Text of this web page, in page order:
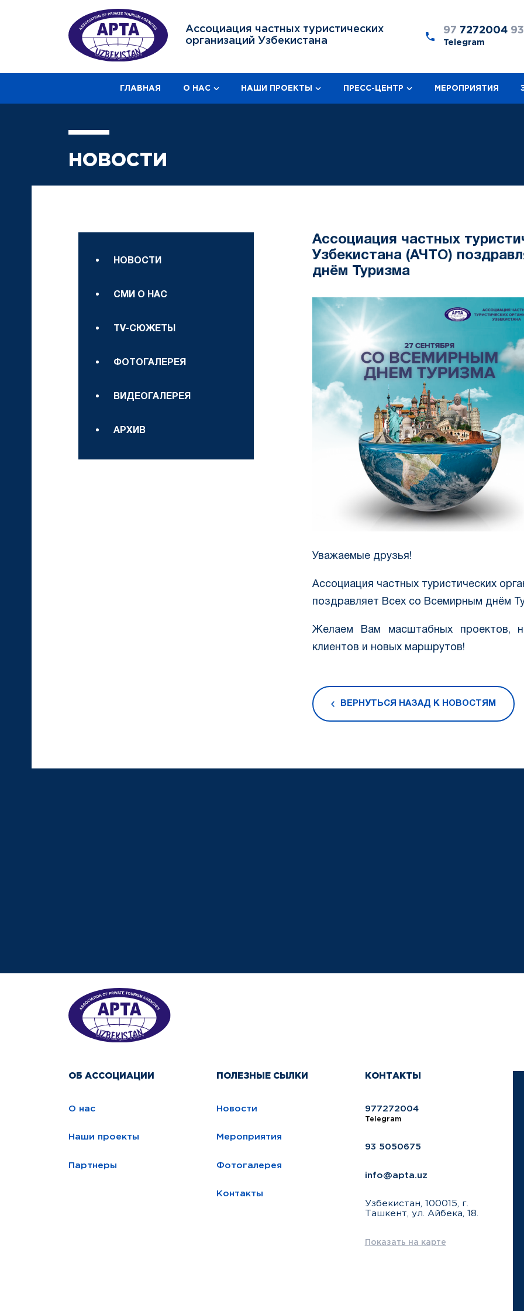
Ассоциация частных туристических
организаций Узбекистана
97 7272004 93
Telegram
ГЛАВНАЯ О НАС НАШИ ПРОЕКТЫ ПРЕСС-ЦЕНТР МЕРОПРИЯТИЯ
НОВОСТИ
НОВОСТИ
СМИ О НАС
TV-СЮЖЕТЫ
ФОТОГАЛЕРЕЯ
ВИДЕОГАЛЕРЕЯ
АРХИВ
Ассоциация частных
Узбекистана (АЧТО) поздравляет Всех со Всемирным
днём Туризма
Уважаемые друзья!
Ассоциация частных туристических
поздравляет Всех со Всемирным днём
Желаем Вам масштабных проектов,
клиентов и новых маршрутов!
ВЕРНУТЬСЯ НАЗАД К НОВОСТЯМ
ОБ АССОЦИАЦИИ
О нас
Наши проекты
Партнеры
ПОЛЕЗНЫЕ СЫЛКИ
Новости
Мероприятия
Фотогалерея
Контакты
КОНТАКТЫ
977272004
Telegram
93 5050675
info@apta.uz
Узбекистан, 100015, г.
Ташкент, ул. Айбека, 18.
Показать на карте